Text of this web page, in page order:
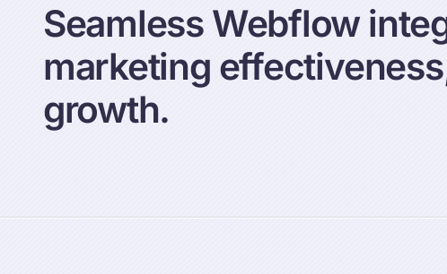
Seamless Webflow
marketing
growth.